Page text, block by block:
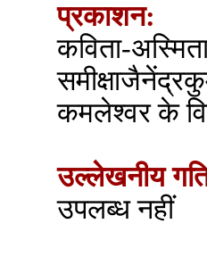
प्रकाशन:
कविता-
कमलेश्वर के
उल्लेखनीय
उपलब्ध नहीं